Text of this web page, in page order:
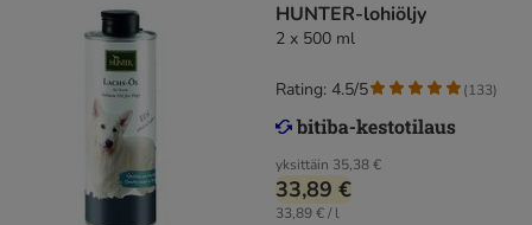
HUNTER-lohiöljy
2 x 500 ml
yksittäin 35,38 €
33,89 €
33,89 € / l
Rating: 4.5/5 (133)